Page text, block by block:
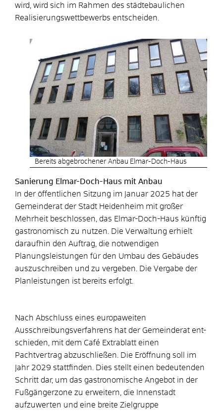
wird, wird sich im Rahmen des städtebaulichen
Realisierungswettbewerbs entscheiden.
Bereits abgebrochener Anbau Elmar-Doch-Haus
Sanierung Elmar-Doch-Haus mit Anbau
In der öffentlichen Sitzung im Januar 2025 hat der
Gemeinderat der Stadt Heidenheim mit großer
Mehrheit beschlossen, das Elmar-Doch-Haus künftig
gastronomisch zu nutzen. Die Verwaltung erhielt
daraufhin den Auftrag, die notwendigen
Planungsleistungen für den Umbau des Gebäudes
auszuschreiben und zu vergeben. Die Vergabe der
Planleistungen ist bereits erfolgt.
Nach Abschluss eines europaweiten
Ausschreibungsverfahrens hat der Gemeinderat ent-
schieden, mit dem Café Extrablatt einen
Pachtvertrag abzuschließen. Die Eröffnung soll im
Jahr 2029 stattfinden. Dies stellt einen bedeutenden
Schritt dar, um das gastronomische Angebot in der
Fußgängerzone zu erweitern, die Innenstadt
aufzuwerten und eine breite Zielgruppe